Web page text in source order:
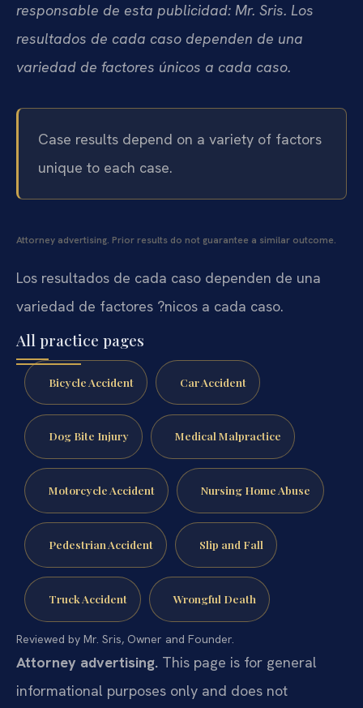
responsable de esta publicidad: Mr. Sris. Los
resultados de cada caso dependen de una
variedad de factores únicos a cada caso.
Case results depend on a variety of factors
unique to each case.
Attorney advertising. Prior results do not guarantee a similar outcome.
Los resultados de cada caso dependen de una
variedad de factores ?nicos a cada caso.
All practice pages
Bicycle Accident Car Accident
Dog Bite Injury Medical Malpractice
Motorcycle Accident Nursing Home Abuse
Pedestrian Accident Slip and Fall
Truck Accident Wrongful Death
Reviewed by Mr. Sris, Owner and Founder.
Attorney advertising. This page is for general
informational purposes only and does not